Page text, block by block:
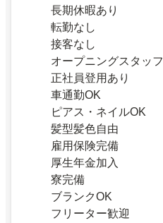
長期休暇あり
転勤なし
接客なし
オープニングスタッフ
正社員登用あり
車通勤OK
ピアス・ネイルOK
髪型髪色自由
雇用保険完備
厚生年金加入
寮完備
ブランクOK
フリーター歓迎